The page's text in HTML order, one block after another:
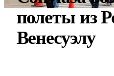
полеты из
Венесуэлу